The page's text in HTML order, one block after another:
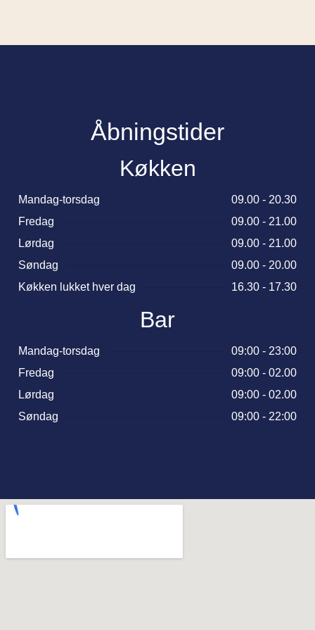
Åbningstider
Køkken
Mandag-torsdag
09.00 - 20.30
Fredag
09.00 - 21.00
Lørdag
09.00 - 21.00
Søndag
09.00 - 20.00
Køkken lukket hver dag
16.30 - 17.30
Bar
Mandag-torsdag
09:00 - 23:00
Fredag
09:00 - 02.00
Lørdag
09:00 - 02.00
Søndag
09:00 - 22:00